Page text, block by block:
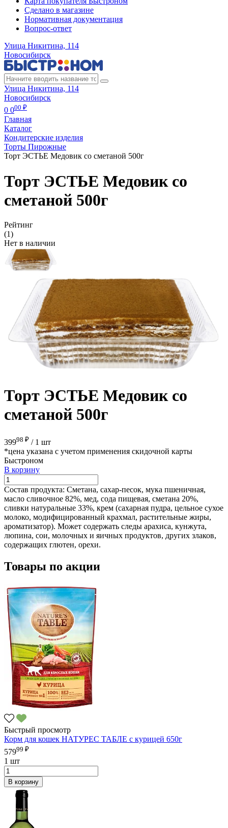
Сделано в магазине
Нормативная документация
Вопрос-ответ
Улица Никитина, 114
Новосибирск
Улица Никитина, 114
Новосибирск
0 000 ₽
Главная
Каталог
Кондитерские изделия
Торты Пирожные
Торт ЭСТЬЕ Медовик со сметаной 500г
Торт ЭСТЬЕ Медовик со
сметаной 500г
Рейтинг
(1)
Нет в наличии
Торт ЭСТЬЕ Медовик со
сметаной 500г
39998 ₽ / 1 шт
*цена указана с учетом применения скидочной карты
Быстроном
В корзину
Состав продукта: Сметана, сахар-песок, мука пшеничная,
масло сливочное 82%, мед, сода пищевая, сметана 20%,
сливки натуральные 33%, крем (сахарная пудра, цельное сухое
молоко, модифицированный крахмал, растительные жиры,
ароматизатор). Может содержать следы арахиса, кунжута,
люпина, сои, молочных и яичных продуктов, других злаков,
содержащих глютен, орехи.
Товары по акции
Быстрый просмотр
Корм для кошек НАТУРЕС ТАБЛЕ с курицей 650г
57999 ₽
1 шт
В корзину